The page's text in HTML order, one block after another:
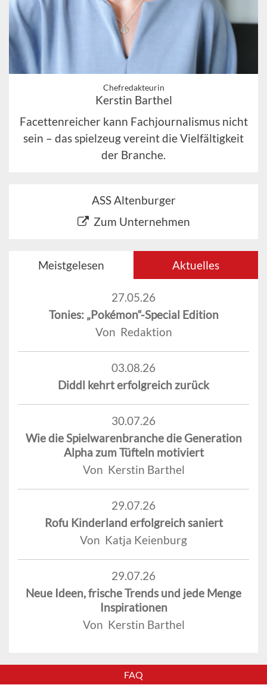
Chefredakteurin
Kerstin Barthel
Facettenreicher kann Fachjournalismus nicht
sein – das spielzeug vereint die Vielfältigkeit
der Branche.
ASS Altenburger
Zum Unternehmen
Meistgelesen Aktuelles
27.05.26
Tonies: „Pokémon“-Special Edition
Von Redaktion
03.08.26
Diddl kehrt erfolgreich zurück
30.07.26
Wie die Spielwarenbranche die Generation
Alpha zum Tüfteln motiviert
Von Kerstin Barthel
29.07.26
Rofu Kinderland erfolgreich saniert
Von Katja Keienburg
29.07.26
Neue Ideen, frische Trends und jede Menge
Inspirationen
Von Kerstin Barthel
FAQ